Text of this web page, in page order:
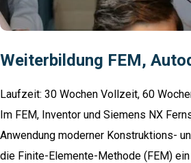
Weiterbildung FEM,
Laufzeit: 30 Wochen Vollzeit, 60
Im FEM, Inventor und Siemens NX
Anwendung moderner Konstruktions-
die Finite-Elemente-Methode (FEM)